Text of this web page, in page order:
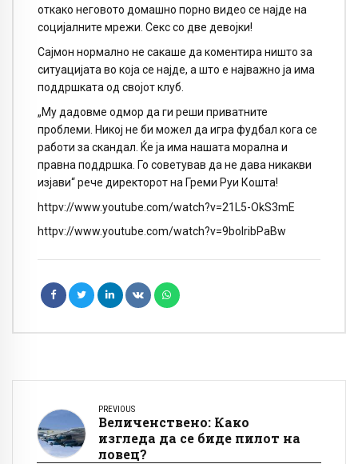
откако неговото домашно порно видео се најде на
социјалните мрежи. Секс со две девојки!
Сајмон нормално не сакаше да коментира ништо за
ситуацијата во која се најде, а што е најважно ја има
поддршката од својот клуб.
„Му дадовме одмор да ги реши приватните
проблеми. Никој не би можел да игра фудбал кога се
работи за скандал. Ќе ја има нашата морална и
правна поддршка. Го советував да не дава никакви
изјави“ рече директорот на Греми Руи Кошта!
httpv://www.youtube.com/watch?v=21L5-OkS3mE
httpv://www.youtube.com/watch?v=9bolribPaBw
PREVIOUS
Величенствено: Како
изгледа да се биде пилот на
ловец?